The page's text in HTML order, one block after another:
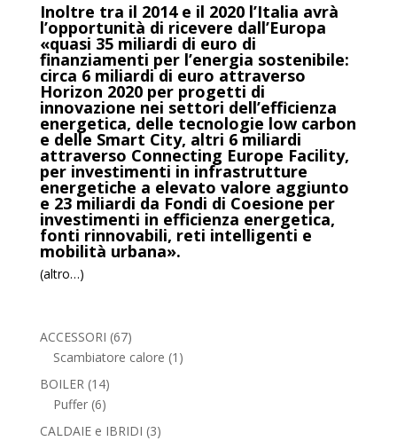
Inoltre tra il 2014 e il 2020 l’Italia avrà
l’opportunità di ricevere dall’Europa
«quasi 35 miliardi di euro di
finanziamenti per l’energia sostenibile:
circa 6 miliardi di euro attraverso
Horizon 2020 per progetti di
innovazione nei settori dell’efficienza
energetica, delle tecnologie low carbon
e delle Smart City, altri 6 miliardi
attraverso Connecting Europe Facility,
per investimenti in infrastrutture
energetiche a elevato valore aggiunto
e 23 miliardi da Fondi di Coesione per
investimenti in efficienza energetica,
fonti rinnovabili, reti intelligenti e
mobilità urbana».
(altro…)
ACCESSORI 6767
prodotti
Scambiatore calore 1 1
BOILER 1414
prodotti
Puffer 66
prodotti
CALDAIE e IBRIDI 33